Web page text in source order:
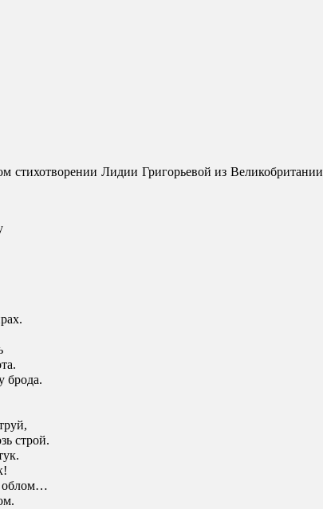
стихотворении Лидии Григорьевой из
брода.
строй.
облом…